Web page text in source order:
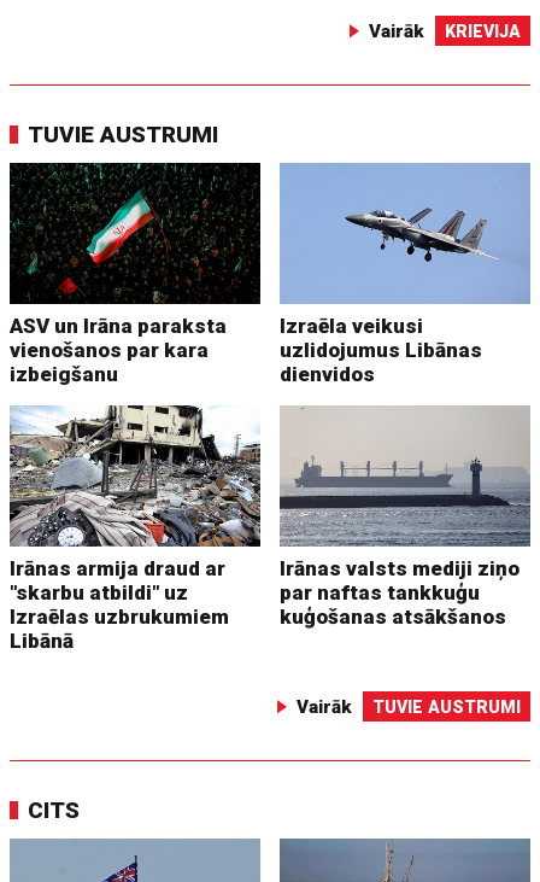
Vairāk KRIEVIJA
TUVIE AUSTRUMI
ASV un Irāna paraksta
vienošanos par kara
izbeigšanu
Izraēla veikusi
uzlidojumus Libānas
dienvidos
Irānas armija draud ar
"skarbu atbildi" uz
Izraēlas uzbrukumiem
Libānā
Irānas valsts mediji ziņo
par naftas tankkuģu
kuģošanas atsākšanos
Vairāk TUVIE AUSTRUMI
CITS